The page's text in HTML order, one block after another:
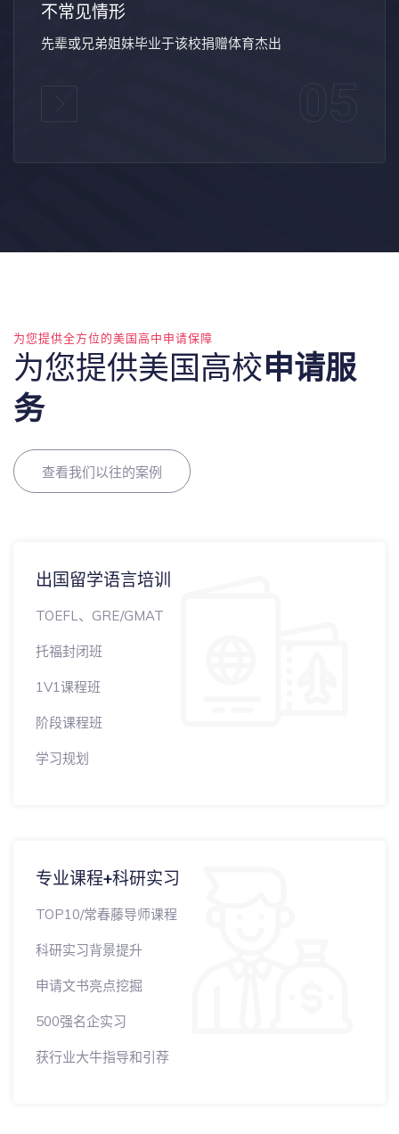
不常见情形
先辈或兄弟姐妹毕业于该校捐赠体育杰出
为您提供全方位的美国高中申请保障
为您提供美国高校申请服
务
查看我们以往的案例
出国留学语言培训
TOEFL、GRE/GMAT
托福封闭班
1V1课程班
阶段课程班
学习规划
专业课程+科研实习
TOP10/常春藤导师课程
科研实习背景提升
申请文书亮点挖掘
500强名企实习
获行业大牛指导和引荐